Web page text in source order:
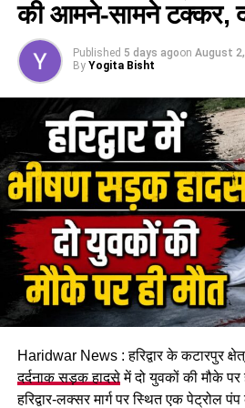
मुख्यमंत्री पुष्कर सिंह धामी ने कहा कि साधु-
व्यवहार स्वीकार्य नहीं है और उन्होंने भगवान
साथियों को सद्बुद्धि देने की प्रार्थना की।
की आमने-सामने टक्कर,
Published 5 days agoon August
By Yogita Bisht
Haridwar News : हरिद्वार के कटारपुर
दर्दनाक सड़क हादसेमें दो युवकों की मौके पर
हरिद्वार-लक्सर मार्ग पर स्थित एक पेट्रोल